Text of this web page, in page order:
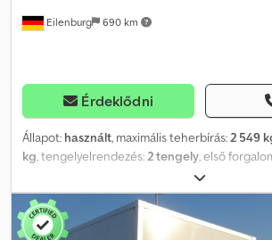
Eilenburg 690 km
Érdeklődni
Állapot: használt, maximális teherbírás: 2 549
kg , tengelyelrendezés: 2 tengely , első
3 070 mm, rakodótér
raktérmagasság:345 mm, teljes szélesség:2
magasság:
680 mm, A40 NG000588, Crsdpfx
Háromoldalú billenős pótkocsi, tandem